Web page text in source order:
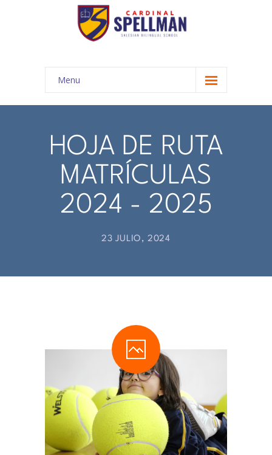
Menu
INICIO
-- Autoridades
-- Misión y Visión
-- Nuestra Historia
-- Propuesta Académica
-- Consejo Estudiantil
-- Comité Central de Padres de Familia
-- Transporte estudiantil
-- Infraestructura y Espacios
HOJA DE RUTA
MATRÍCULAS
2024 - 2025
23 JULIO, 2024